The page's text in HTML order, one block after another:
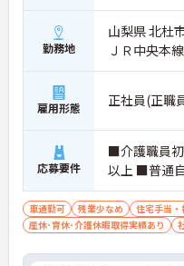
勤務地
山梨県 北杜
ＪＲ中央本
雇用形態 正社員(正職
応募要件
■介護職員
以上 ■普通
車通勤可 残業少なめ 住宅手当・
産休･育休･介護休暇取得実績あり